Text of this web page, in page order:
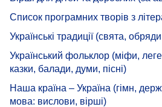
Список програмних творів з
Українські традиції (свята,
Український фольклор (міфи,
казки, балади, думи, пісні)
Наша країна – Україна (гімн,
мова: вислови, вірші)